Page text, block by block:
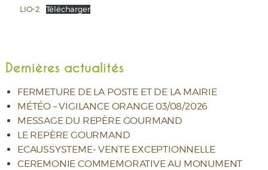
LIO-2 Télécharger
Dernières actualités
FERMETURE DE LA POSTE ET DE LA MAIRIE
MÉTÉO – VIGILANCE ORANGE 03/08/2026
MESSAGE DU REPÈRE GOURMAND
LE REPÈRE GOURMAND
ECAUSSYSTEME- VENTE EXCEPTIONNELLE
CEREMONIE COMMEMORATIVE AU MONUMENT